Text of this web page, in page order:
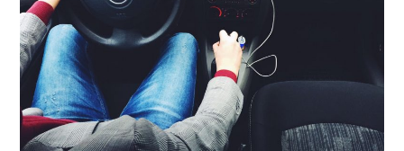
EVENIMENTE
TECH
BICICLETE